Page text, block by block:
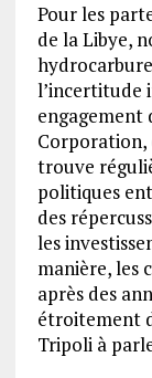
Pour les
de la Libye,
l’incertitude
engagement
trouve
politiques
des
les
manière, les
après des
étroitement
Tripoli à